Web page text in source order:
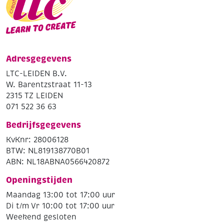
Adresgegevens
LTC-LEIDEN B.V.
W. Barentzstraat 11-13
2315 TZ LEIDEN
071 522 36 63
Bedrijfsgegevens
KvKnr: 28006128
BTW: NL819138770B01
ABN: NL18ABNA0566420872
Openingstijden
Maandag 13:00 tot 17:00 uur
Di t/m Vr 10:00 tot 17:00 uur
Weekend gesloten